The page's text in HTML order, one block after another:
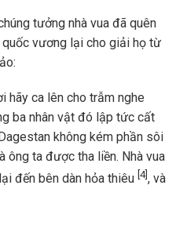
tưởng nhà vua đã quên
quốc vương lại cho giải họ từ
hãy ca lên cho trẫm nghe
ba nhân vật đó lập tức cất
không kém phần sôi
ông ta được tha liền. Nhà vua
đến bên dàn hỏa thiêu [4], và